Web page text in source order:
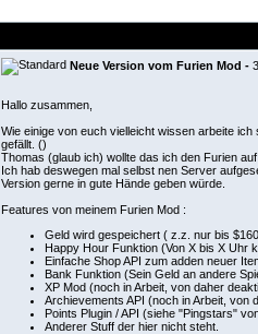
Neue Version vom Furien Mod -
Hallo zusammen,
Wie einige von euch vielleicht wissen arbeite
gefällt. ()
Thomas (glaub ich) wollte das ich den Furien
Ich hab deswegen mal selbst nen Server
Version gerne in gute Hände geben würde.
Features von meinem Furien Mod :
Geld wird gespeichert ( z.z. nur bis
Happy Hour Funktion (Von X bis X Uhr
Einfache Shop API zum adden neuer
Bank Funktion (Sein Geld an andere
XP Mod (noch in Arbeit, von daher
Archievements API (noch in Arbeit, von
Points Plugin / API (siehe "Pingstars"
Anderer Stuff der hier nicht steht.